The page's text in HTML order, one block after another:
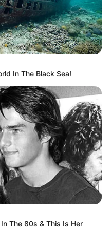
FE
las noticias que le
bien informado, por
notificaciones de Alerta.
In The Black Sea!
The 80s & This Is Her